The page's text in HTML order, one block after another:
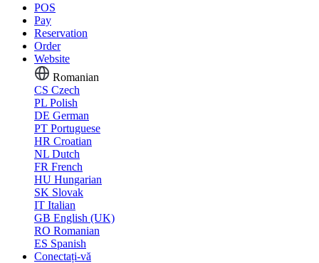
POS
Pay
Reservation
Order
Website
Romanian
CS Czech
PL Polish
DE German
PT Portuguese
HR Croatian
NL Dutch
FR French
HU Hungarian
SK Slovak
IT Italian
GB English (UK)
RO Romanian
ES Spanish
Conectați-vă